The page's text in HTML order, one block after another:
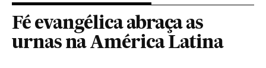
Fé evangélica abraça as
urnas na América Latina